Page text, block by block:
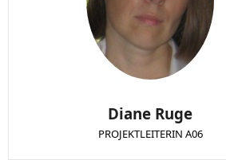
Diane Ruge
PROJEKTLEITERIN A06